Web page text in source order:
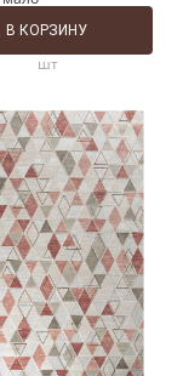
шт
В КОРЗИНУ